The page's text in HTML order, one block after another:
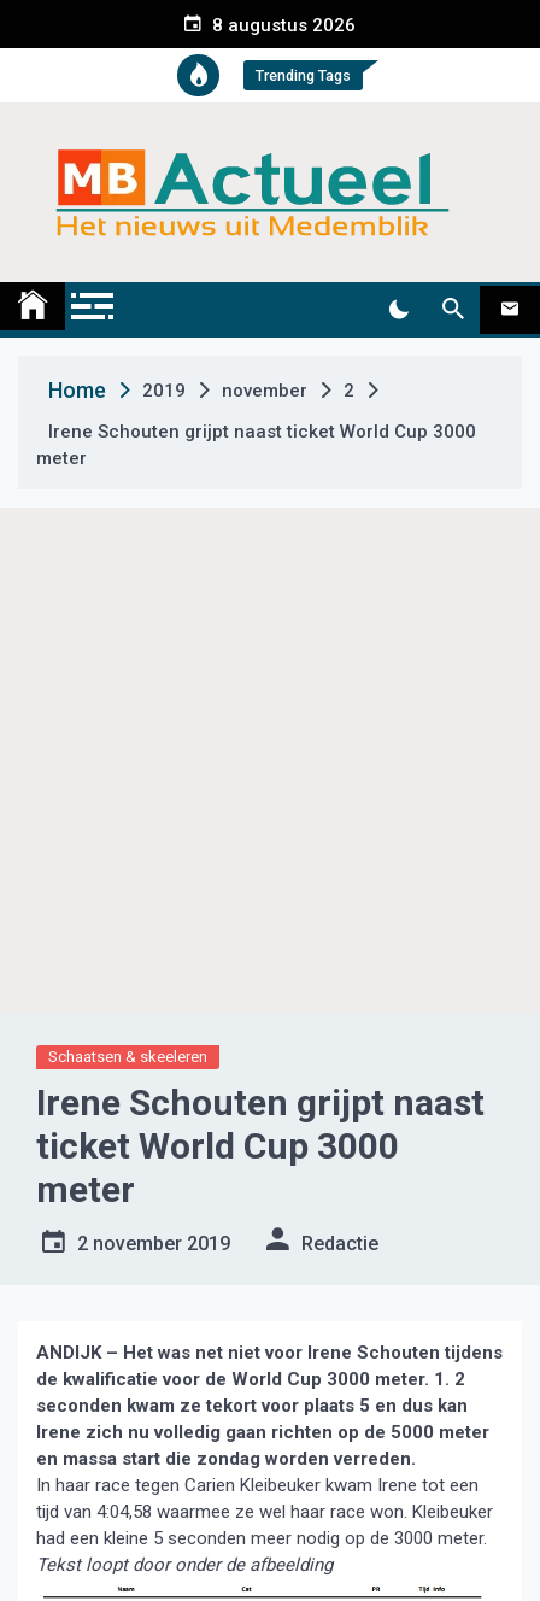
e
t
8 augustus 2026
Trending Tags
Medemblik Actueel
Home 2019 november
2
Irene Schouten grijpt naast ticket World Cup 3000
meter
Schaatsen & skeeleren
Irene Schouten grijpt naast
ticket World Cup 3000
meter
2 november 2019 Redactie
ANDIJK – Het was net niet voor Irene Schouten tijdens
de kwalificatie voor de World Cup 3000 meter. 1. 2
seconden kwam ze tekort voor plaats 5 en dus kan
Irene zich nu volledig gaan richten op de 5000 meter
en massa start die zondag worden verreden.
In haar race tegen Carien Kleibeuker kwam Irene tot een
tijd van 4:04,58 waarmee ze wel haar race won. Kleibeuker
had een kleine 5 seconden meer nodig op de 3000 meter.
Tekst loopt door onder de afbeelding